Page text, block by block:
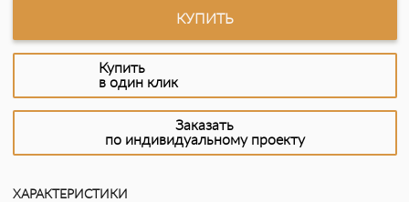
КУПИТЬ
Купить
в один клик
Заказать
по индивидуальному проекту
ХАРАКТЕРИСТИКИ